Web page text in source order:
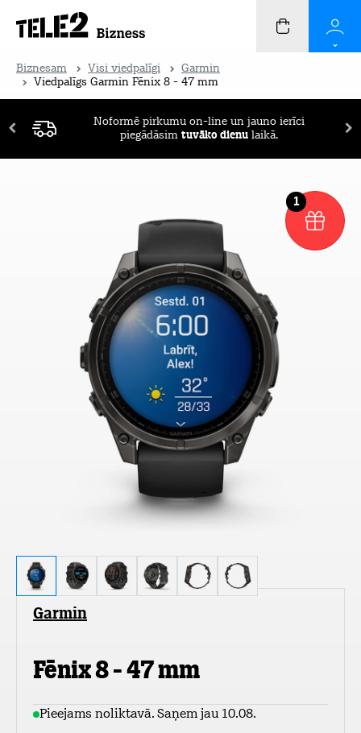
Biznesam Visi viedpalīgi
Garmin
Viedpalīgs Garmin Fēnix 8 - 47 mm
Noformē pirkumu on-line un jauno ierīci
piegādāsim tuvāko dienu laikā.
1
Garmin
Fēnix 8 - 47 mm
Pieejams noliktavā. Saņem jau 10.08.